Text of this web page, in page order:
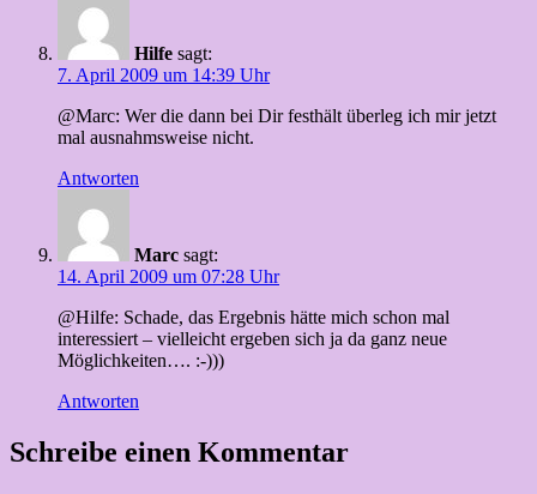
Hilfe sagt:
7. April 2009 um 14:39 Uhr
@Marc: Wer die dann bei Dir festhält überleg ich mir jetzt
mal ausnahmsweise nicht.
Antworten
Marc sagt:
14. April 2009 um 07:28 Uhr
@Hilfe: Schade, das Ergebnis hätte mich schon mal
interessiert – vielleicht ergeben sich ja da ganz neue
Möglichkeiten…. :-)))
Antworten
Schreibe einen Kommentar